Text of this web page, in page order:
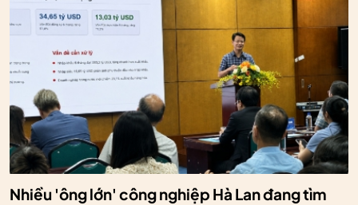
Nhiều 'ông lớn' công nghiệp Hà Lan đang tìm